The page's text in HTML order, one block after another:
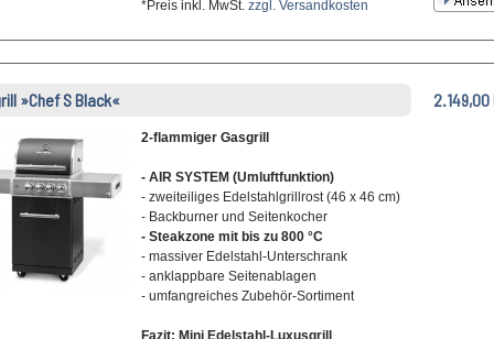
*Preis inkl. MwSt. zzgl. Versandkosten
»Chef S Black« 2.149,00
2-flammiger Gasgrill
- AIR SYSTEM (Umluftfunktion)
- zweiteiliges Edelstahlgrillrost (46 x 46 cm)
- Backburner und Seitenkocher
- Steakzone mit bis zu 800 °C
- massiver Edelstahl-Unterschrank
- anklappbare Seitenablagen
- umfangreiches Zubehör-Sortiment
Fazit: Mini Edelstahl-Luxusgrill